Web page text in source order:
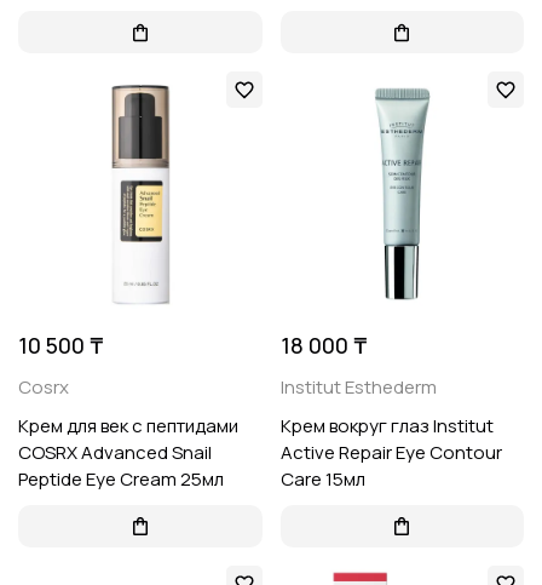
10 500 ₸
Cosrx
Крем для век с пептидами
COSRX Advanced Snail
Peptide Eye Cream 25мл
18 000 ₸
Institut Esthederm
Крем вокруг глаз Institut
Active Repair Eye Contour
Care 15мл